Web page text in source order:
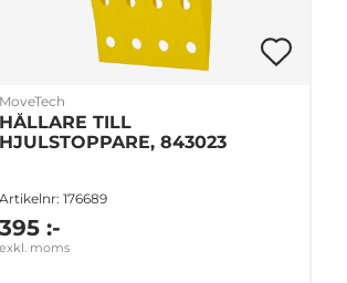
MoveTech
HÅLLARE TILL
HJULSTOPPARE, 843023
Artikelnr: 176689
395 :-
exkl. moms